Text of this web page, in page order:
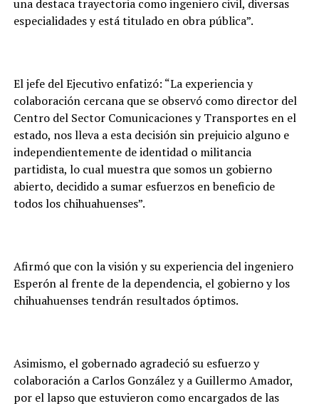
una destaca trayectoria como ingeniero civil, diversas
especialidades y está titulado en obra pública”.
El jefe del Ejecutivo enfatizó: “La experiencia y
colaboración cercana que se observó como director del
Centro del Sector Comunicaciones y Transportes en el
estado, nos lleva a esta decisión sin prejuicio alguno e
independientemente de identidad o militancia
partidista, lo cual muestra que somos un gobierno
abierto, decidido a sumar esfuerzos en beneficio de
todos los chihuahuenses”.
Afirmó que con la visión y su experiencia del ingeniero
Esperón al frente de la dependencia, el gobierno y los
chihuahuenses tendrán resultados óptimos.
Asimismo, el gobernado agradeció su esfuerzo y
colaboración a Carlos González y a Guillermo Amador,
por el lapso que estuvieron como encargados de las